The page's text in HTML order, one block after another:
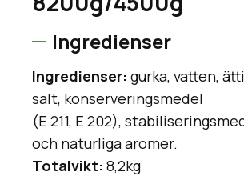
Ingredienser
Ingredienser: gurka, vatten,
salt, konserveringsmedel
(E 211, E 202),
och naturliga aromer.
Totalvikt: 8,2kg